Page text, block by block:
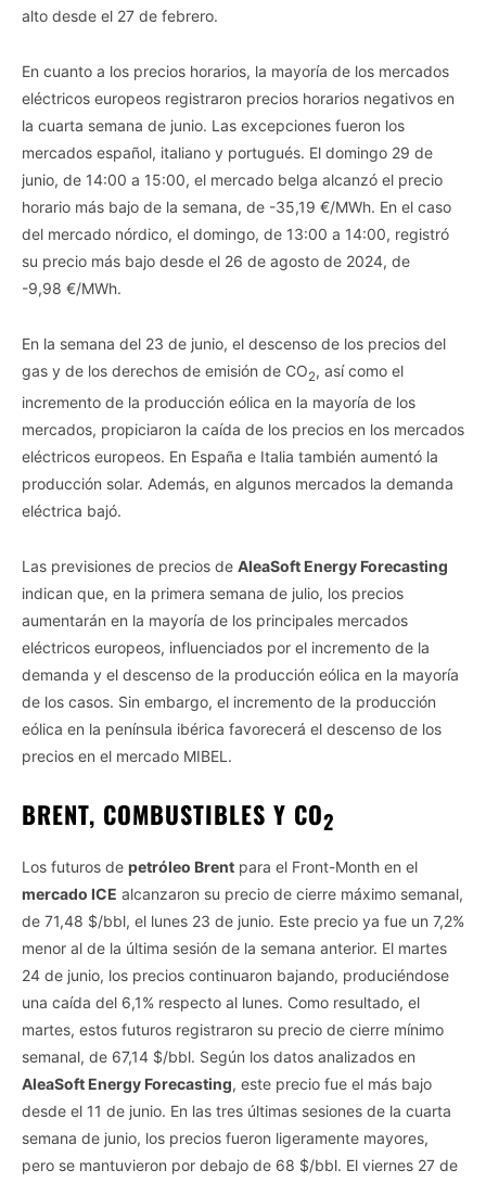
Vida.es -Do Not Process My Personal Information
If you wish to opt-out of the sale, sharing to third parties, or
processing of your personal or sensitive information for
targeted advertising by us, please use the below opt-out
section to confirm your selection. Please note that after your
alto desde el 27 de febrero.
En cuanto a los precios horarios, la mayoría de los mercados
eléctricos europeos registraron precios horarios negativos en
la cuarta semana de junio. Las excepciones fueron los
mercados español, italiano y portugués. El domingo 29 de
junio, de 14:00 a 15:00, el mercado belga alcanzó el precio
horario más bajo de la semana, de -35,19 €/MWh. En el caso
del mercado nórdico, el domingo, de 13:00 a 14:00, registró
su precio más bajo desde el 26 de agosto de 2024, de
-9,98 €/MWh.
En la semana del 23 de junio, el descenso de los precios del
gas y de los derechos de emisión de CO2, así como el
incremento de la producción eólica en la mayoría de los
mercados, propiciaron la caída de los precios en los mercados
eléctricos europeos. En España e Italia también aumentó la
producción solar. Además, en algunos mercados la demanda
eléctrica bajó.
Las previsiones de precios de AleaSoft Energy Forecasting
indican que, en la primera semana de julio, los precios
aumentarán en la mayoría de los principales mercados
eléctricos europeos, influenciados por el incremento de la
demanda y el descenso de la producción eólica en la mayoría
de los casos. Sin embargo, el incremento de la producción
eólica en la península ibérica favorecerá el descenso de los
precios en el mercado MIBEL.
BRENT, COMBUSTIBLES Y CO2
Los futuros de petróleo Brent para el Front-Month en el
mercado ICE alcanzaron su precio de cierre máximo semanal,
de 71,48 $/bbl, el lunes 23 de junio. Este precio ya fue un 7,2%
menor al de la última sesión de la semana anterior. El martes
24 de junio, los precios continuaron bajando, produciéndose
una caída del 6,1% respecto al lunes. Como resultado, el
martes, estos futuros registraron su precio de cierre mínimo
semanal, de 67,14 $/bbl. Según los datos analizados en
AleaSoft Energy Forecasting, este precio fue el más bajo
desde el 11 de junio. En las tres últimas sesiones de la cuarta
semana de junio, los precios fueron ligeramente mayores,
pero se mantuvieron por debajo de 68 $/bbl. El viernes 27 de